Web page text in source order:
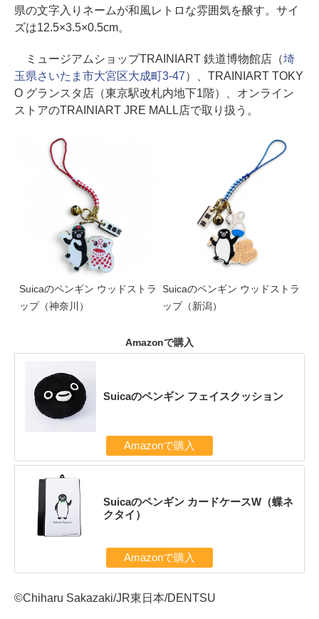
県の文字入りネームが和風レトロな雰囲気を醸す。サイ
ズは12.5×3.5×0.5cm。
ミュージアムショップTRAINIART 鉄道博物館店（埼
玉県さいたま市大宮区大成町3-47）、TRAINIART TOKY
O グランスタ店（東京駅改札内地下1階）、オンライン
ストアのTRAINIART JRE MALL店で取り扱う。
Suicaのペンギン ウッドストラ
ップ（神奈川）
Suicaのペンギン ウッドストラ
ップ（新潟）
Amazonで購入
Suicaのペンギン フェイスクッション
Amazonで購入
Suicaのペンギン カードケースW（蝶ネ
クタイ）
Amazonで購入
©Chiharu Sakazaki/JR東日本/DENTSU